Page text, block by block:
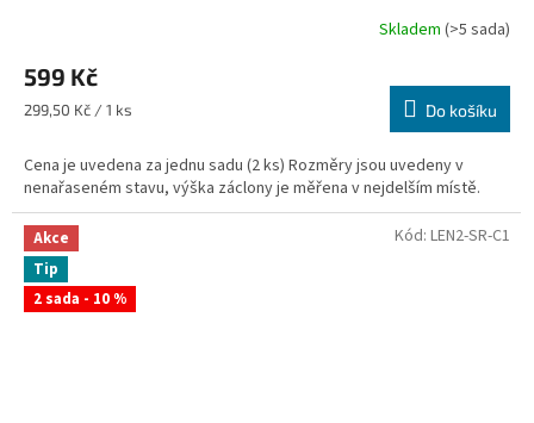
Skladem (>5 sada)
599 Kč
Měrná
299,50 Kč / 1 ks Do košíku
Cena je uvedena za jednu sadu (2 ks) Rozměry jsou uvedeny v
nenařaseném stavu, výška záclony je měřena v nejdelším místě.
Akce
Tip
2 sada - 10 %
Kód: LEN2-SR-C1